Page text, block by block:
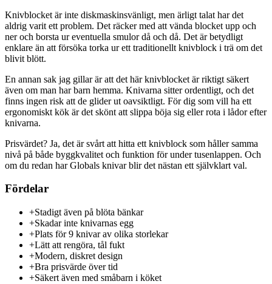
Knivblocket är inte diskmaskinsvänligt, men ärligt talat har det
aldrig varit ett problem. Det räcker med att vända blocket upp och
ner och borsta ur eventuella smulor då och då. Det är betydligt
enklare än att försöka torka ur ett traditionellt knivblock i trä om det
blivit blött.
En annan sak jag gillar är att det här knivblocket är riktigt säkert
även om man har barn hemma. Knivarna sitter ordentligt, och det
finns ingen risk att de glider ut oavsiktligt. För dig som vill ha ett
ergonomiskt kök är det skönt att slippa böja sig eller rota i lådor efter
knivarna.
Prisvärdet? Ja, det är svårt att hitta ett knivblock som håller samma
nivå på både byggkvalitet och funktion för under tusenlappen. Och
om du redan har Globals knivar blir det nästan ett självklart val.
Fördelar
+Stadigt även på blöta bänkar
+Skadar inte knivarnas egg
+Plats för 9 knivar av olika storlekar
+Lätt att rengöra, tål fukt
+Modern, diskret design
+Bra prisvärde över tid
+Säkert även med småbarn i köket